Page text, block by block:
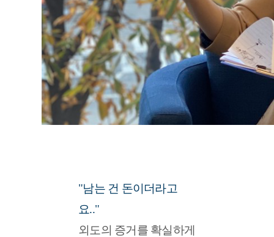
"남는 건 돈이더라고
요.."
외도의 증거를 확실하게